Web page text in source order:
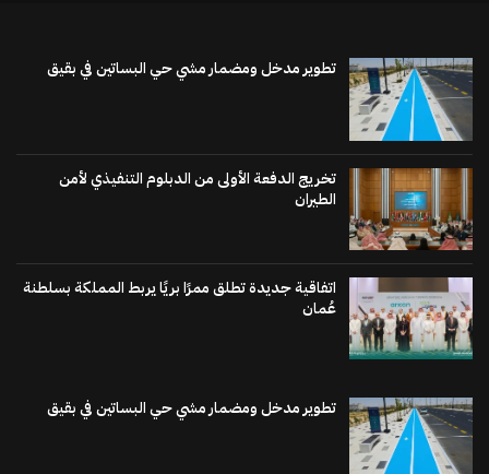
تطوير مدخل ومضمار مشي حي البساتين في بقيق
تخريج الدفعة الأولى من الدبلوم التنفيذي لأمن
الطيران
اتفاقية جديدة تطلق ممرًا بريًا يربط المملكة بسلطنة
عُمان
تطوير مدخل ومضمار مشي حي البساتين في بقيق